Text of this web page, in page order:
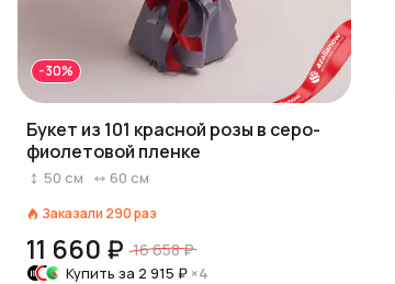
-30%
Букет из 101 красной розы в серо-
фиолетовой пленке
50 см 60 см
Заказали 290раз
11 660 ₽ 16 658 ₽
Купить за 2 915 ₽ ×4